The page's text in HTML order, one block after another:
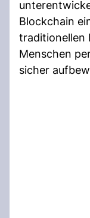
Blockchain
traditionellen
Menschen
sicher